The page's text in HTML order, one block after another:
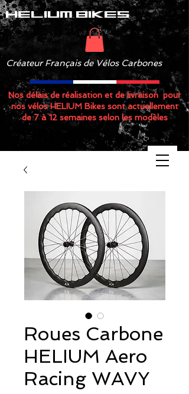
helium bikes
Créateur Français de Vélos Carbones
Nos délais de réalisation et de livraison pour
nos vélos HELIUM Bikes sont actuellement
de 7 à 12 semaines selon les modèles
Roues Carbone
HELIUM Aero
Racing WAVY